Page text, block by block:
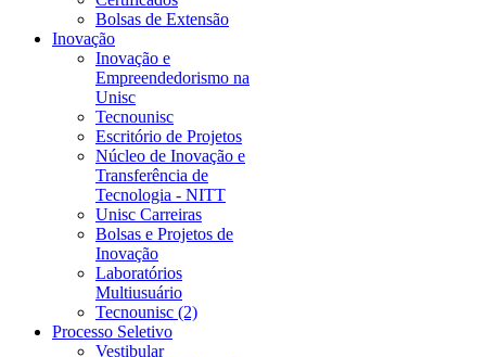
Bolsas de Extensão
Inovação
Inovação e
Empreendedorismo na
Unisc
Tecnounisc
Escritório de Projetos
Núcleo de Inovação e
Transferência de
Tecnologia - NITT
Unisc Carreiras
Bolsas e Projetos de
Inovação
Laboratórios
Multiusuário
Tecnounisc (2)
Processo Seletivo
Vestibular